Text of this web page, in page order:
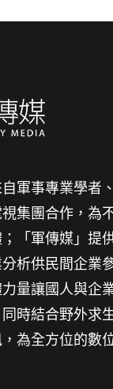
自軍事專業學者
集團合作，為
「軍傳媒」提
析供民間企業
量讓國人與企
時結合野外求
為全方位的數